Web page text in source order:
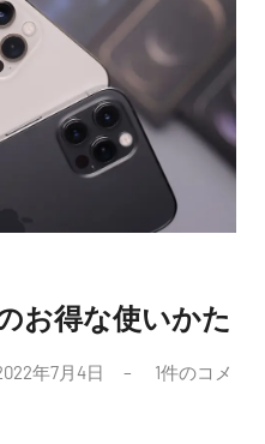
お得な使いかた
年7月4日
1件のコメ